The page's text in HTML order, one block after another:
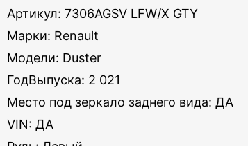
Артикул: 7306AGSV LFW/X GTY
Марки: Renault
Модели: Duster
ГодВыпуска: 2 021
Место под зеркало заднего вида: ДА
VIN: ДА